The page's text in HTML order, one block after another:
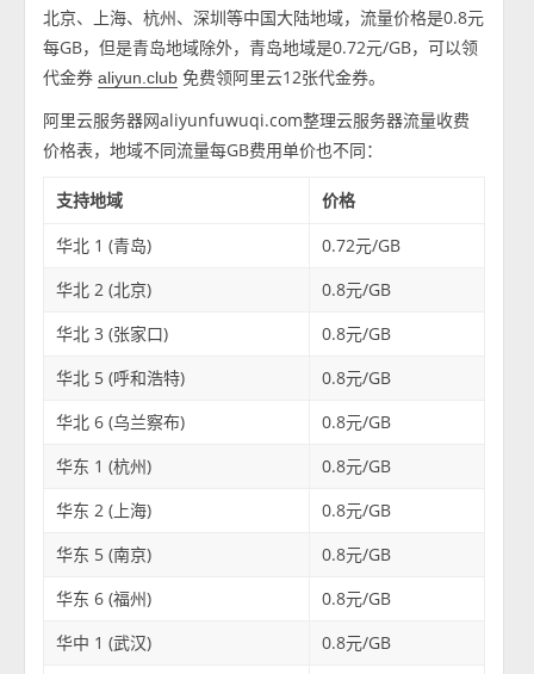
北京、上海、杭州、深圳等中国大陆地域，流量价格是0.8元
每GB，但是青岛地域除外，青岛地域是0.72元/GB，可以领
代金券aliyun.club 免费领阿里云12张代金券。
阿里云服务器网aliyunfuwuqi.com整理云服务器流量收费
价格表，地域不同流量每GB费用单价也不同：
支持地域
价格
华北 1 (青岛)
0.72元/GB
华北 2 (北京)
0.8元/GB
华北 3 (张家口)
0.8元/GB
华北 5 (呼和浩特)
0.8元/GB
华北 6 (乌兰察布)
0.8元/GB
华东 1 (杭州)
0.8元/GB
华东 2 (上海)
0.8元/GB
华东 5 (南京)
0.8元/GB
华东 6 (福州)
0.8元/GB
华中 1 (武汉)
0.8元/GB